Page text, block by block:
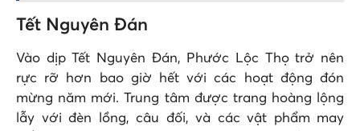
Tết Nguyên Đán
Vào dịp Tết Nguyên Đán, Phước Lộc Thọ trở nên
rực rỡ hơn bao giờ hết với các hoạt động đón
mừng năm mới. Trung tâm được trang hoàng lộng
lẫy với đèn lồng, câu đối, và các vật phẩm may